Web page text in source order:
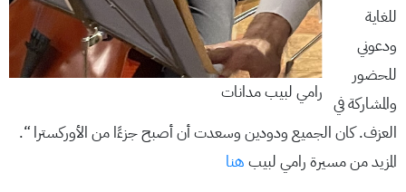
رامي لبيب مدانات
للغاية
ودعوني
للحضور
والمشاركة في
العزف. كان الجميع ودودين وسعدت أن أصبح جزءًا من الأوركسترا “.
المزيد من مسيرة رامي لبيب هنا